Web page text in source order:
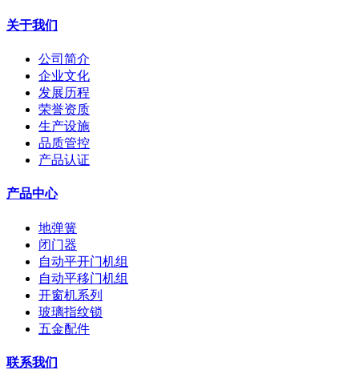
关于我们
公司简介
企业文化
发展历程
荣誉资质
生产设施
品质管控
产品认证
产品中心
地弹簧
闭门器
自动平开门机组
自动平移门机组
开窗机系列
玻璃指纹锁
五金配件
联系我们